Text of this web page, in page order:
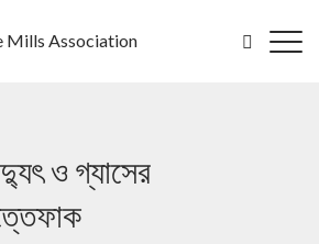
ও গ্যাসের